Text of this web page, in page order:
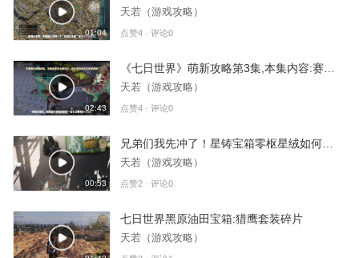
01:04
天若（游戏攻略）
点赞4 · 评论0
02:43
天若（游戏攻略）
点赞4 · 评论0
00:53
天若（游戏攻略）
点赞2 · 评论0
七日世界黑原油田宝箱:猎鹰套装碎片
天若（游戏攻略）